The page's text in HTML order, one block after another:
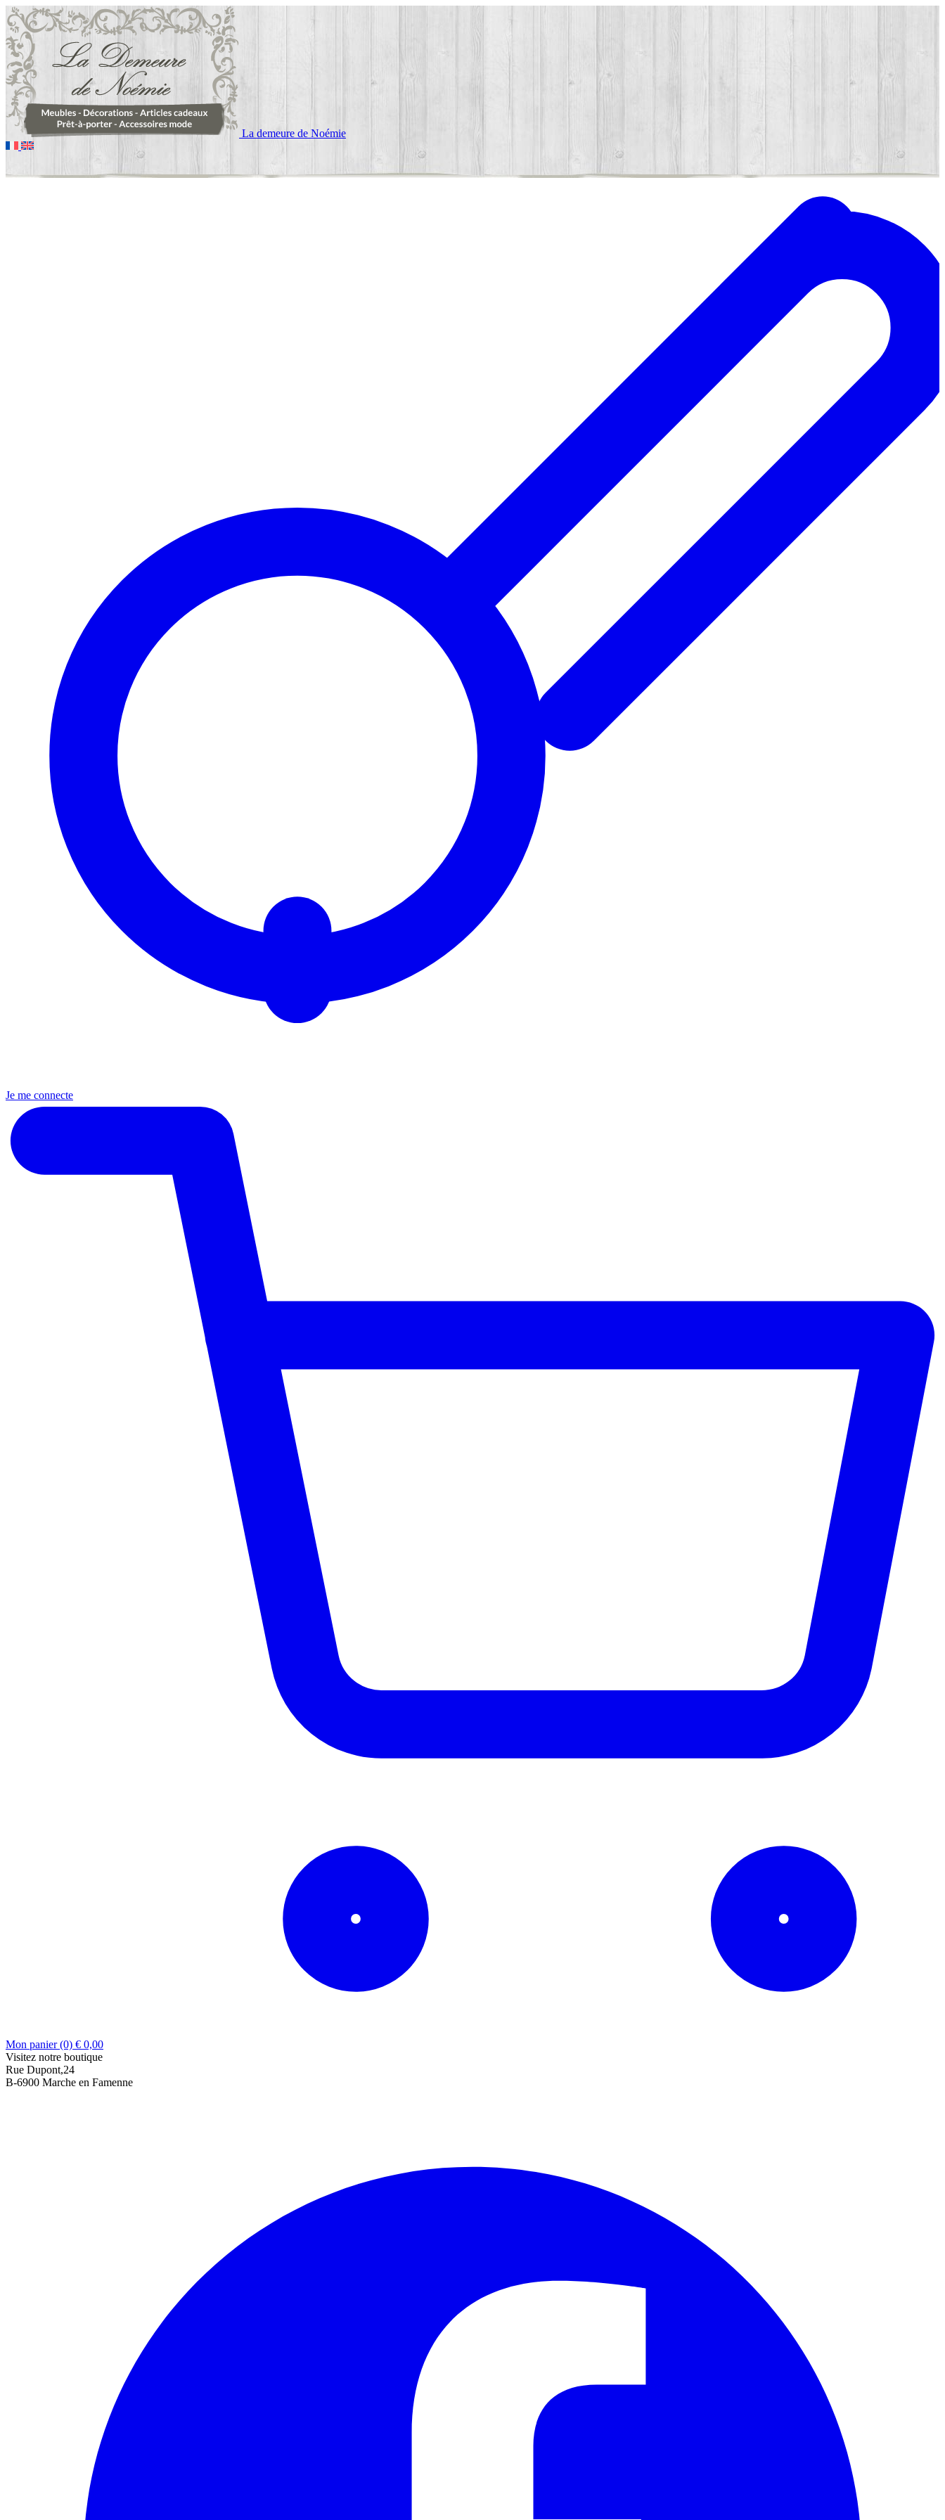
La demeure de Noémie
Je me connecte
Mon panier (0) € 0,00
Visitez notre boutique
Rue Dupont,24
B-6900 Marche en Famenne